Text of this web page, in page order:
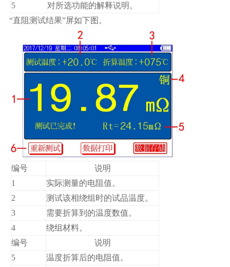
5
对所选功能的解释说明。
“直阻测试结果”屏如下图。
编号
说明
1
实际测量的电阻值。
2
测试该相绕组时的试品温度。
3
需要折算到的温度数值。
4
绕组材料。
编号
说明
5
温度折算后的电阻值。